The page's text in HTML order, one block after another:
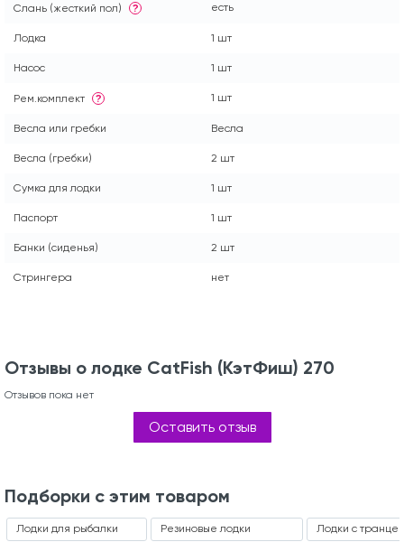
Слань (жесткий пол) ? есть
Лодка 1 шт
Насос 1 шт
Рем.комплект ? 1 шт
Весла или гребки Весла
Весла (гребки) 2 шт
Сумка для лодки 1 шт
Паспорт 1 шт
Банки (сиденья) 2 шт
Стрингера нет
Отзывы о лодке CatFish (КэтФиш) 270
Отзывов пока нет
Оставить отзыв
Подборки с этим товаром
Лодки для рыбалки Резиновые лодки Лодки с